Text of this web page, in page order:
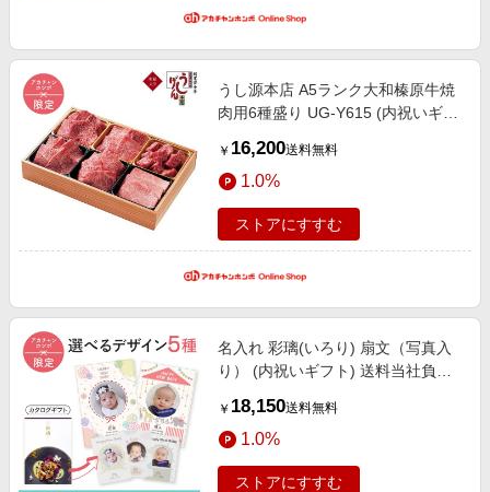
うし源本店 A5ランク大和榛原牛焼
肉用6種盛り UG-Y615 (内祝いギフ
限定 内祝い・お返しギフト 菓子・
食品ギフト ハム・肉・米
￥ 16,200送料無料
1.0%
ストアにすすむ
名入れ 彩璃(いろり) 扇文（写真入
り） (内祝いギフト) 送料当社負担
返しギフト 名入れギフト・顔写真
＋名入れギフト
￥ 18,150送料無料
1.0%
ストアにすすむ